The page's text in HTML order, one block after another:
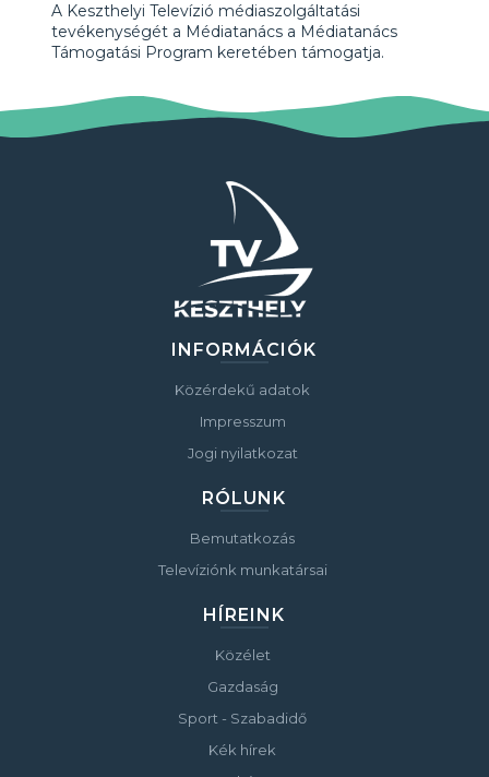
A Keszthelyi Televízió médiaszolgáltatási
tevékenységét a Médiatanács a Médiatanács
Támogatási Program keretében támogatja.
INFORMÁCIÓK
Közérdekű adatok
Impresszum
Jogi nyilatkozat
RÓLUNK
Bemutatkozás
Televíziónk munkatársai
HÍREINK
Közélet
Gazdaság
Sport - Szabadidő
Kék hírek